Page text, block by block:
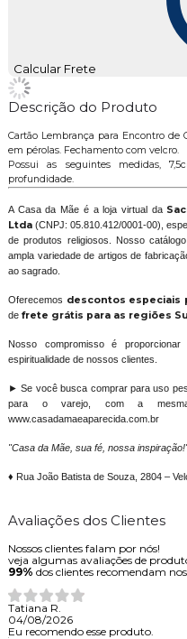
Calcular Frete
Descrição do Produto
Cartão Lembrança para Encontro de
em pérolas. Fechamento com velcro.
Possui as seguintes medidas,
profundidade.
A Casa da Mãe é a loja virtual da
Ltda(CNPJ: 05.810.412/0001-00),
de produtos religiosos. Nosso
ampla variedade de artigos de
ao sagrado.
Oferecemos descontos especiais
de frete grátis para as regiões
Nosso compromisso é
espiritualidade de nossos clientes.
► Se você busca comprar para uso
para o varejo, com a
www.casadamaeaparecida.com.br
"Casa da Mãe, sua fé, nossa
♦ Rua João Batista de Souza, 2804 –
Avaliações dos Clientes
Nossos clientes falam por nós!
veja algumas avaliações de
99% dos clientes recomendam
Tatiana R.
04/08/2026
Eu recomendo esse produto.